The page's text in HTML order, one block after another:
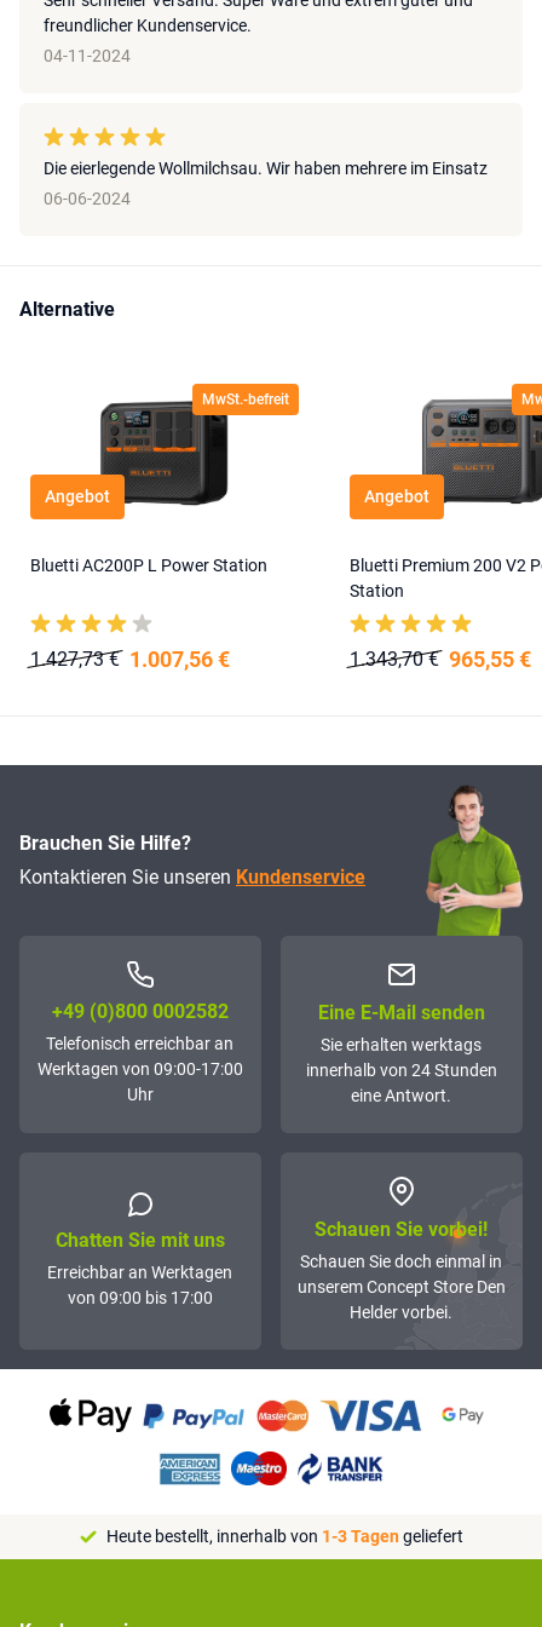
freundlicher Kundenservice.
04-11-2024
Die eierlegende Wollmilchsau. Wir haben mehrere im Einsatz
06-06-2024
Alternative
Angebot
MwSt.-befreit
Bluetti AC200P L Power Station
1.427,73 € 1.007,56 €
Angebot
Bluetti Premium 200 V2
Station
1.343,70 € 965,55 €
Brauchen Sie Hilfe?
Kontaktieren Sie unseren Kundenservice
+49 (0)800 0002582
Telefonisch erreichbar an
Werktagen von 09:00-17:00
Uhr
Eine E-Mail senden
Sie erhalten werktags
innerhalb von 24 Stunden
eine Antwort.
Chatten Sie mit uns
Erreichbar an Werktagen
von 09:00 bis 17:00
Schauen Sie vorbei!
Schauen Sie doch einmal in
unserem Concept Store Den
Helder vorbei.
Heute bestellt, innerhalb von 1-3 Tagengeliefert